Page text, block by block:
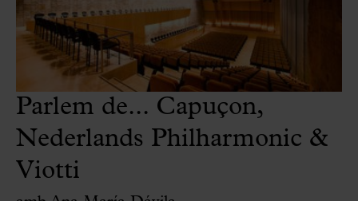
Parlem de... Capuçon,
Nederlands Philharmonic &
Viotti